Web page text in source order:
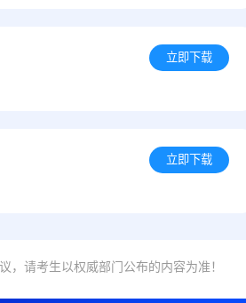
立即下载
立即下载
请考生以权威部门公布的内容为准！